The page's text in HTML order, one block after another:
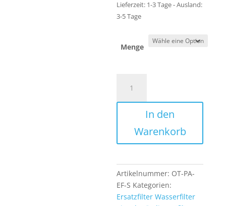
Lieferzeit: 1-3 Tage - Ausland:
3-5 Tage
Menge
Sedimentfilter
mit
Mikron
Filterfeinheit
Osmoseanlage
Wasserfilter
Menge
In den
Warenkorb
Artikelnummer: OT-PA-
EF-S Kategorien:
Ersatzfilter Wasserfilter